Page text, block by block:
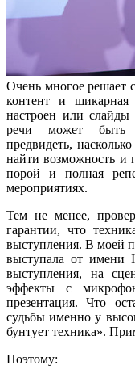
Очень многое решает
контент и
настроен или
речи может быть
предвидеть,
найти возможность и
порой и полная
мероприятиях.
Тем не менее,
гарантии, что
выступления. В моей
выступала от имени
выступления, на
эффекты с
презентация. Что
судьбы именно у
бунтует техника».
Поэтому: